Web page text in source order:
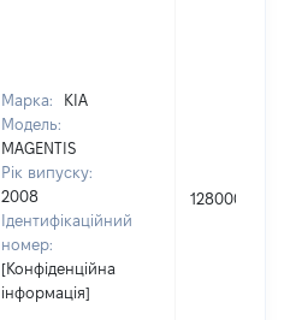
Марка:
KIA
Модель:
MAGENTIS
Рік випуску:
2008
Ідентифікаційний
номер:
[Конфіденційна
інформація]
128000